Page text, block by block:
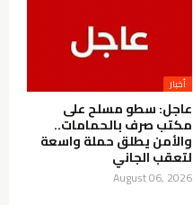
أخبار
عاجل: سطو مسلح على
مكتب صرف بالحمامات..
والأمن يطلق حملة واسعة
لتعقب الجاني
August 06, 2026